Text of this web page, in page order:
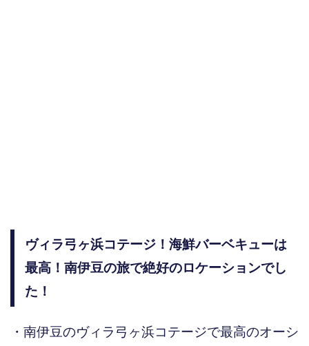
ヴィラ弓ヶ浜コテージ！海鮮バーベキューは
最高！南伊豆の旅で絶好のロケーションでし
た！
・南伊豆のヴィラ弓ヶ浜コテージで最高のオーシ